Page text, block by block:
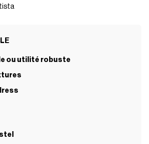
ou utilité robuste